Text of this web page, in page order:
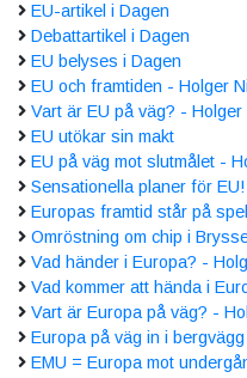
EU-artikel i Dagen
Debattartikel i Dagen
EU belyses i Dagen
EU och framtiden - Holger
Vart är EU på väg? - Holger
EU utökar sin makt
EU på väg mot slutmålet -
Sensationella planer för
Europas framtid står på
Omröstning om chip i
Vad händer i Europa? -
Vad kommer att hända i
Vart är Europa på väg? -
Europa på väg in i
EMU = Europa mot